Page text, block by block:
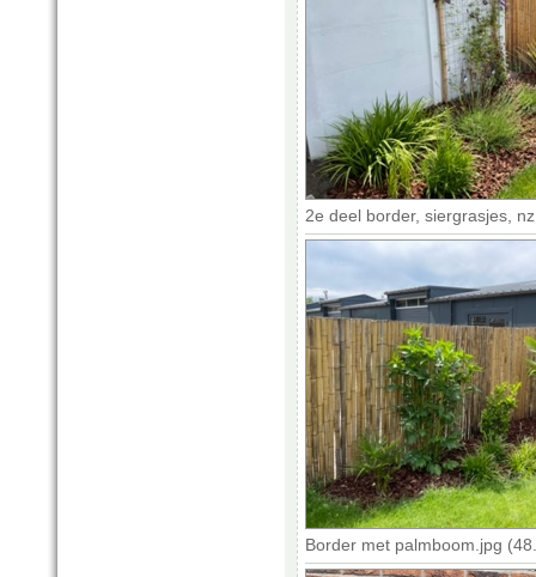
2e deel border, siergrasjes,
Border met palmboom.jpg